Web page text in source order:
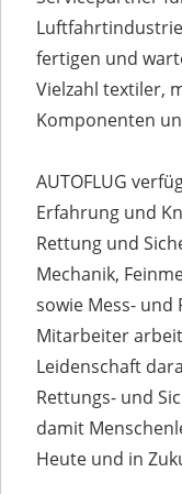
fertigen und
Vielzahl textiler,
Komponenten
AUTOFLUG
Erfahrung und
Rettung und
Mechanik,
sowie Mess- und
Mitarbeiter
Leidenschaft
Rettungs- und
damit
Heute und in